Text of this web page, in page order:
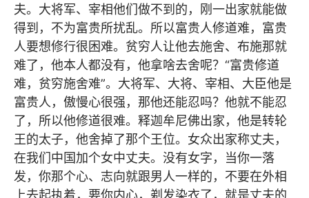
夫。大将军、宰相他们做不到的，刚一出家就能做
得到，不为富贵所扰乱。所以富贵人修道难，富贵
人要想修行很困难。贫穷人让他去施舍、布施那就
难了，他本人都没有，他拿啥去舍呢？“富贵修道
难，贫穷施舍难”。大将军、大将、宰相、大臣他是
富贵人，傲慢心很强，那他还能忍吗？他就不能忍
了，所以他修道很难。释迦牟尼佛出家，他是转轮
王的太子，他舍掉了那个王位。女众出家称丈夫，
在我们中国加个女中丈夫。没有女字，当你一落
发，你那个心、志向就跟男人一样的，不要在外相
上去起执着，要你内心，剃发染衣了，就是丈夫的